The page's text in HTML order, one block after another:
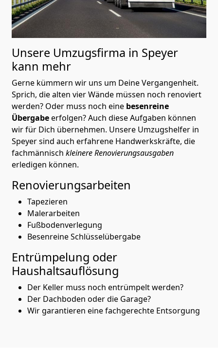
Unsere Umzugsfirma in Speyer
kann mehr
Gerne kümmern wir uns um Deine Vergangenheit.
Sprich, die alten vier Wände müssen noch renoviert
werden? Oder muss noch eine besenreine
Übergabeerfolgen? Auch diese Aufgaben können
wir für Dich übernehmen. Unsere Umzugshelfer in
Speyer sind auch erfahrene Handwerkskräfte, die
fachmännisch kleinere Renovierungsausgaben
erledigen können.
Renovierungsarbeiten
Tapezieren
Malerarbeiten
Fußbodenverlegung
Besenreine Schlüsselübergabe
Entrümpelung oder
Haushaltsauflösung
Der Keller muss noch entrümpelt werden?
Der Dachboden oder die Garage?
Wir garantieren eine fachgerechte Entsorgung